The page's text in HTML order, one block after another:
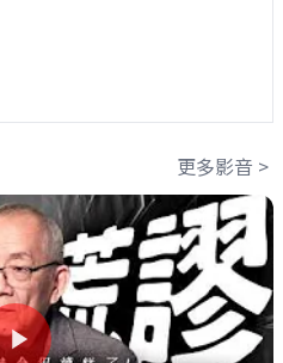
更多影音 >